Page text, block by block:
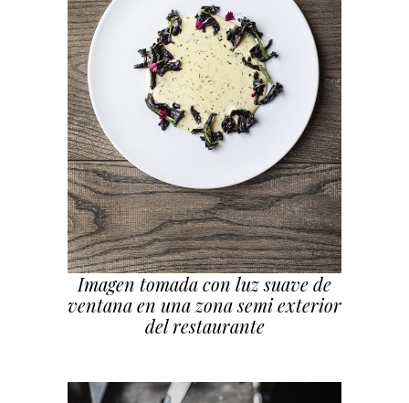
Imagen tomada con luz suave de
ventana en una zona semi exterior
del restaurante